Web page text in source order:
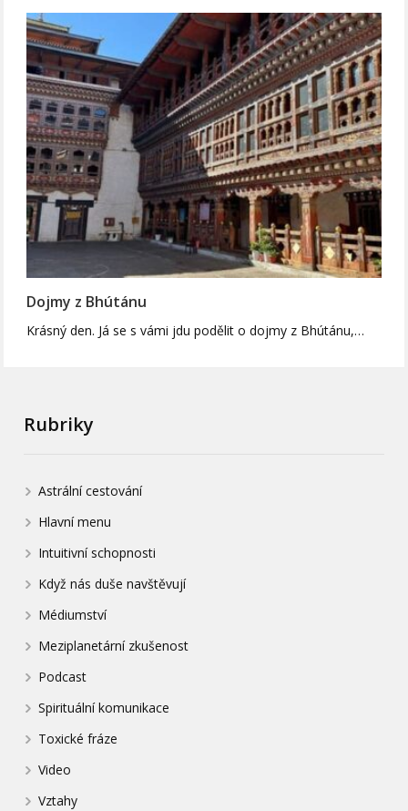
Dojmy z Bhútánu
Krásný den. Já se s vámi jdu podělit o dojmy z Bhútánu,…
Rubriky
Astrální cestování
Hlavní menu
Intuitivní schopnosti
Když nás duše navštěvují
Médiumství
Meziplanetární zkušenost
Podcast
Spirituální komunikace
Toxické fráze
Video
Vztahy